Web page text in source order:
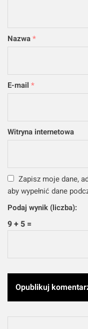
Nazwa*
E-mail *
Witryna internetowa
Zapisz moje dane,
aby wypełnić dane
Podaj wynik (liczba):
9 + 5 =